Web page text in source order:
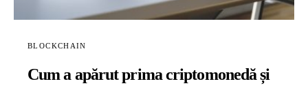
BLOCKCHAIN
Cum a apărut prima criptomonedă și